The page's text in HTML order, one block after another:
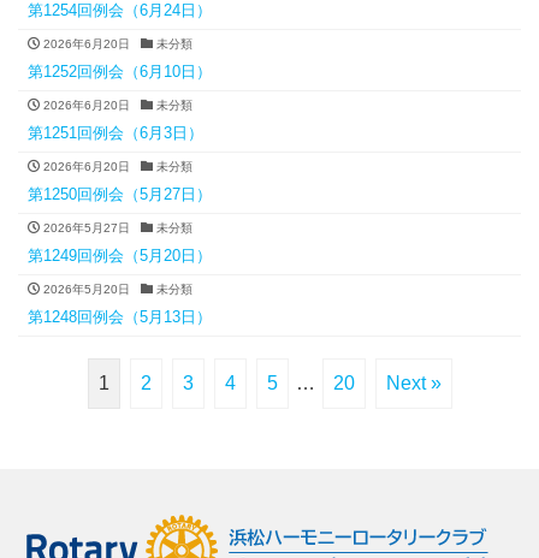
第1254回例会（6月24日）
2026年6月20日 未分類
第1252回例会（6月10日）
2026年6月20日 未分類
第1251回例会（6月3日）
2026年6月20日 未分類
第1250回例会（5月27日）
2026年5月27日 未分類
第1249回例会（5月20日）
2026年5月20日 未分類
第1248回例会（5月13日）
1 2 3 4 5 … 20 Next »